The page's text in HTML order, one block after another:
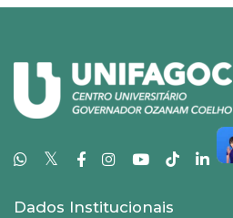
𝕏
Dados Institucionais